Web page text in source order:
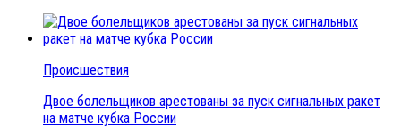
Происшествия
Двое болельщиков арестованы за пуск сигнальных ракет
на матче кубка России